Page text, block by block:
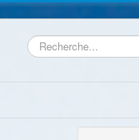
Rechercher